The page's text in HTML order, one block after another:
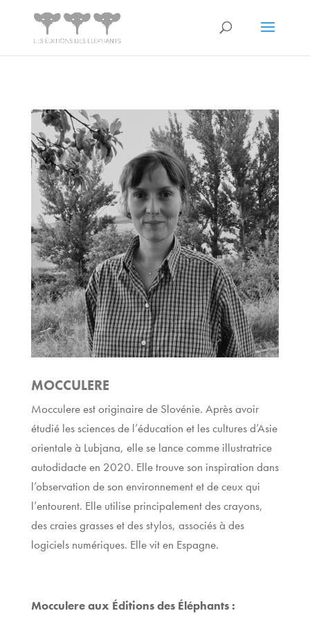
MOCCULERE
Mocculere est originaire de Slovénie. Après avoir
étudié les sciences de l’éducation et les cultures d’Asie
orientale à Lubjana, elle se lance comme illustratrice
autodidacte en 2020. Elle trouve son inspiration dans
l’observation de son environnement et de ceux qui
l’entourent. Elle utilise principalement des crayons,
des craies grasses et des stylos, associés à des
logiciels numériques. Elle vit en Espagne.
Mocculere aux Éditions des Éléphants :